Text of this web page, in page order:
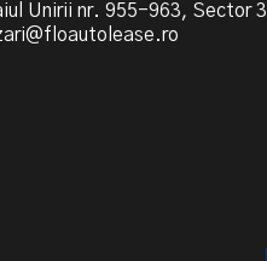
Unirii nr. 955-963, Sector 3